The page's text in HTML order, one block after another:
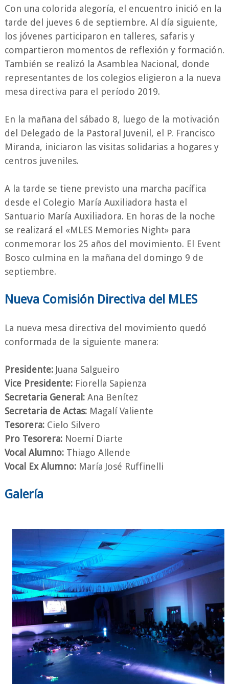
Con una colorida alegoría, el encuentro inició en la
tarde del jueves 6 de septiembre. Al día siguiente,
los jóvenes participaron en talleres, safaris y
compartieron momentos de reflexión y formación.
También se realizó la Asamblea Nacional, donde
representantes de los colegios eligieron a la nueva
mesa directiva para el período 2019.
En la mañana del sábado 8, luego de la motivación
del Delegado de la Pastoral Juvenil, el P. Francisco
Miranda, iniciaron las visitas solidarias a hogares y
centros juveniles.
A la tarde se tiene previsto una marcha pacífica
desde el Colegio María Auxiliadora hasta el
Santuario María Auxiliadora. En horas de la noche
se realizará el «MLES Memories Night» para
conmemorar los 25 años del movimiento. El Event
Bosco culmina en la mañana del domingo 9 de
septiembre.
Nueva Comisión Directiva del MLES
La nueva mesa directiva del movimiento quedó
conformada de la siguiente manera:
Presidente:Juana Salgueiro
Vice Presidente: Fiorella Sapienza
Secretaria General: Ana Benítez
Secretaria de Actas: Magalí Valiente
Tesorera:Cielo Silvero
Pro Tesorera:Noemí Diarte
Vocal Alumno: Thiago Allende
Vocal Ex Alumno: María José Ruffinelli
Galería